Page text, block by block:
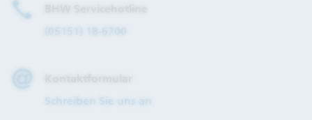
Schreiben Sie uns an